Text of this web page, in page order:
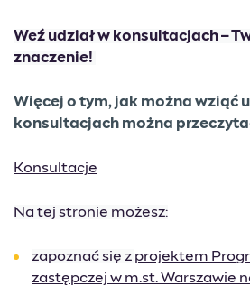
Weź udział w konsultacjach –
znaczenie!
Więcej o tym, jak można wziąć
konsultacjach można
Konsultacje
Na tej stronie możesz:
zapoznać się z projektem
zastępczej w m.st. Warszawie